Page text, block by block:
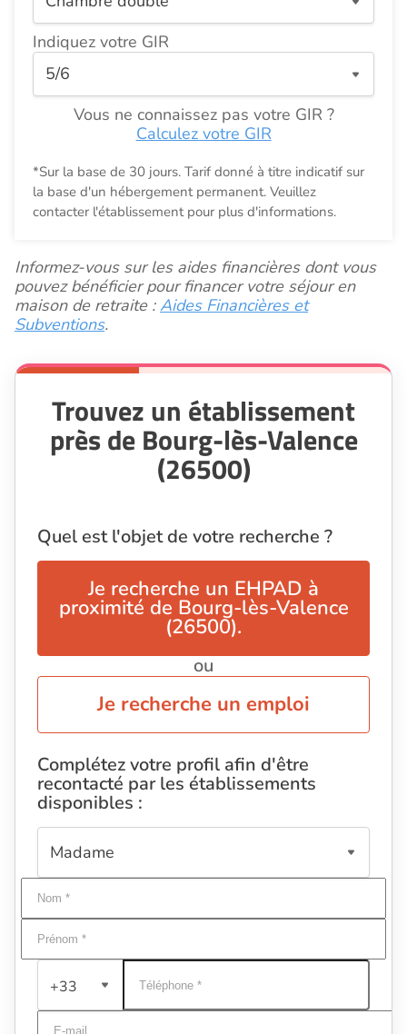
Indiquez votre GIR
Vous ne connaissez pas votre GIR ?
Calculez votre GIR
*Sur la base de 30 jours. Tarif donné à titre indicatif sur
la base d'un hébergement permanent. Veuillez
contacter l'établissement pour plus d'informations.
Informez-vous sur les aides financières dont vous
pouvez bénéficier pour financer votre séjour en
maison de retraite :Aides Financières et
Subventions.
Trouvez un établissement
près de Bourg-lès-Valence
(26500)
Quel est l'objet de votre recherche ?
Je recherche un EHPAD à
proximité de Bourg-lès-Valence
(26500).
ou
Je recherche un emploi
Complétez votre profil afin d'être
recontacté par les établissements
disponibles :
+33